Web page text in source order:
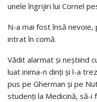
unele îngrijiri lui Cornel
N-a mai fost însă nevoie,
intrat în comă.
Vădit alarmat şi neştiind
luat inima-n dinţi şi l-a
pus pe Gherman şi pe
studenţi la Medicină, să-i